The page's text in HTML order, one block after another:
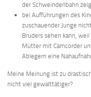
der Schweinderlbahn
bei Aufführungen des
zuschauender Junge
Bruders sehen kann,
Mütter mit Camcorder
Ablegern eine
Meine Meinung ist zu
nicht viel gewalttätiger?